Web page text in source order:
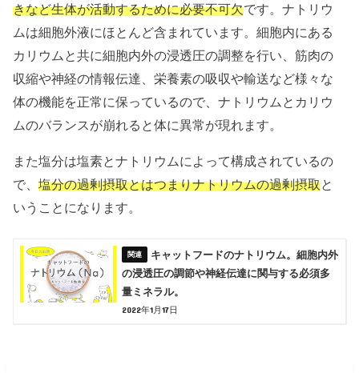
きなど生体が活動するために必要不可欠です。ナトリウ
ムは細胞外液にほとんど含まれています。細胞内にある
カリウムと共に細胞内外の浸透圧の調整を行い、筋肉の
収縮や神経の情報伝達、栄養素の吸収や輸送など様々な
体の機能を正常に保っているので、ナトリウムとカリウ
ムのバランスが崩れると体に異常が現れます。
また塩分は塩素とナトリウムによって構成されているの
で、塩分の過剰摂取とはつまりナトリウムの過剰摂取と
いうことになります。
キャットフードのナトリウム。細胞内外
の浸透圧の調節や神経伝達に関与する必須多
量ミネラル。
2022年1月17日